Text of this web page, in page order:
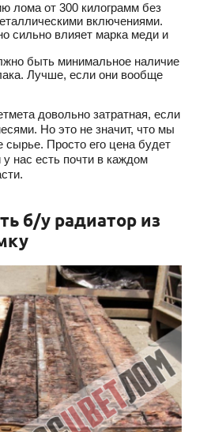
лома от 300 килограмм без
включениями.
сильно влияет марка меди и
быть минимальное наличие
Лучше, если они вообще
довольно затратная, если
Но это не значит, что мы
сырье. Просто его цена будет
нас есть почти в каждом
б/у радиатор из